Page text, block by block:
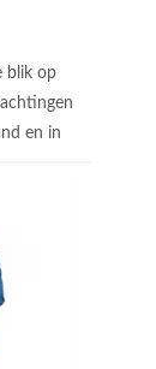
blik op
en in